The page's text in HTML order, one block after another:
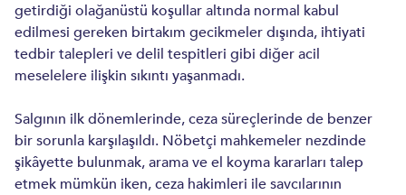
getirdiği olağanüstü koşullar altında normal kabul
edilmesi gereken birtakım gecikmeler dışında, ihtiyati
tedbir talepleri ve delil tespitleri gibi diğer acil
meselelere ilişkin sıkıntı yaşanmadı.
Salgının ilk dönemlerinde, ceza süreçlerinde de benzer
bir sorunla karşılaşıldı. Nöbetçi mahkemeler nezdinde
şikâyette bulunmak, arama ve el koyma kararları talep
etmek mümkün iken, ceza hakimleri ile savcılarının